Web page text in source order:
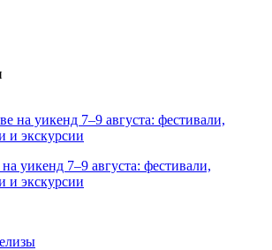
уикенд 7–9 августа: фестивали,
и экскурсии